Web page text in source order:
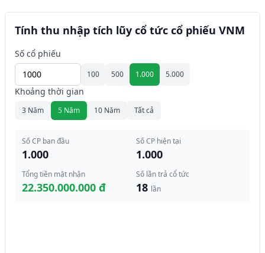
Tính thu nhập tích lũy cổ tức cổ phiếu VNM
Số cổ phiếu
100 500 1.000 5.000
Khoảng thời gian
3 Năm 5 Năm 10 Năm Tất cả
Số CP ban đầu
1.000
Số CP hiện tại
1.000
Tổng tiền mặt nhận
22.350.000.000 đ
Số lần trả cổ tức
18 lần